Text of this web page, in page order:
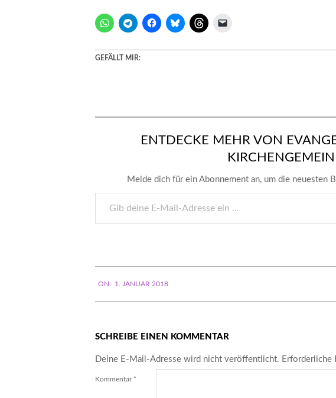
GEFÄLLT MIR:
ENTDECKE MEHR VON
Melde dich für ein Abonnement an, um die neuesten
deine
E-
01-
01
ON: 1. JANUAR 2018
SCHREIBE EINEN KOMMENTAR
Deine E-Mail-Adresse wird nicht veröffentlicht. Erforderliche
Kommentar *